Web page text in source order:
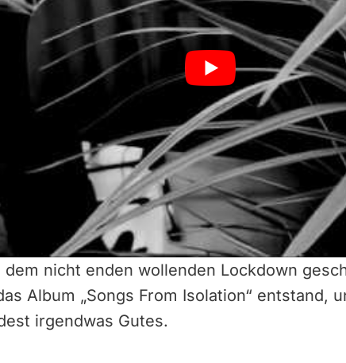
nicht enden wollenden Lockdown
Album „Songs From Isolation“ entstand,
irgendwas Gutes.